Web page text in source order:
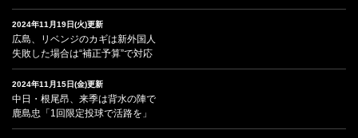
2024年11月19日(火)更新
広島、リベンジのカギは新外国人
失敗した場合は“補正予算”で対応
2024年11月15日(金)更新
中日・根尾昂、来季は背水の陣で
鹿島忠「1回限定投球で活路を」